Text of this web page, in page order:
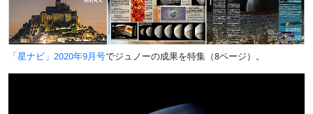
「星ナビ」2020年9月号でジュノーの成果を特集（8ページ）。